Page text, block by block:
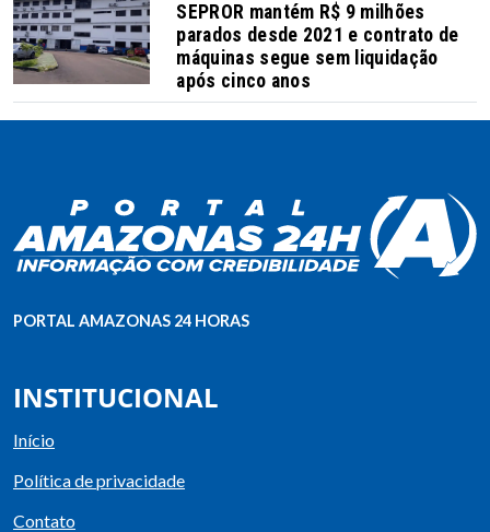
SEPROR mantém R$ 9 milhões
parados desde 2021 e contrato de
máquinas segue sem liquidação
após cinco anos
PORTAL AMAZONAS 24 HORAS
INSTITUCIONAL
Início
Política de privacidade
Contato